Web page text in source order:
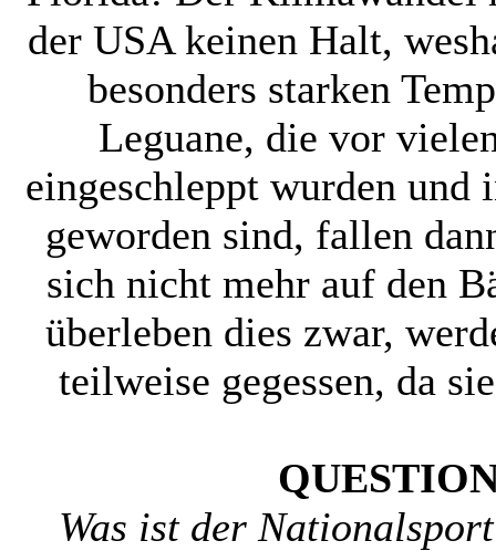
der USA keinen Halt,
besonders starken
Leguane, die vor
eingeschleppt wurden und
geworden sind, fallen
sich nicht mehr auf den
überleben dies zwar,
teilweise gegessen, da
Was ist der